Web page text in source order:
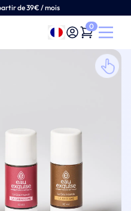
de 39€ / mois
Français
0